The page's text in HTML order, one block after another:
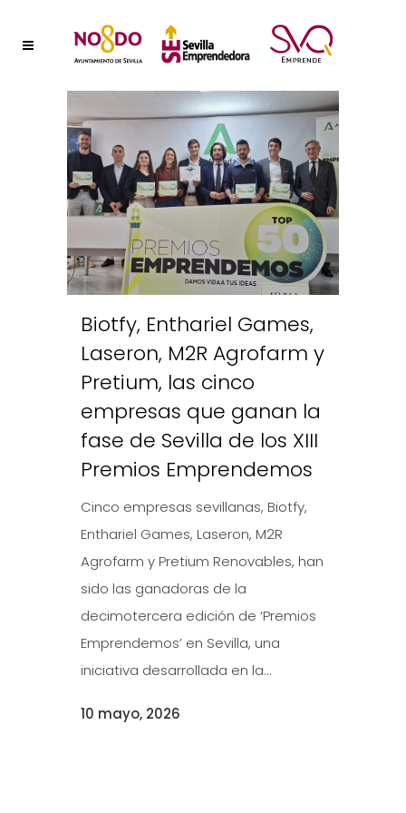
Biotfy, Enthariel Games,
Laseron, M2R Agrofarm y
Pretium, las cinco
empresas que ganan la
fase de Sevilla de los XIII
Premios Emprendemos
Cinco empresas sevillanas, Biotfy,
Enthariel Games, Laseron, M2R
Agrofarm y Pretium Renovables, han
sido las ganadoras de la
decimotercera edición de ‘Premios
Emprendemos’ en Sevilla, una
iniciativa desarrollada en la...
10 mayo, 2026